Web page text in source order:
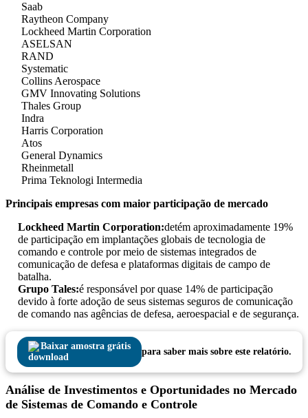
Saab
Raytheon Company
Lockheed Martin Corporation
ASELSAN
RAND
Systematic
Collins Aerospace
GMV Innovating Solutions
Thales Group
Indra
Harris Corporation
Atos
General Dynamics
Rheinmetall
Prima Teknologi Intermedia
Principais empresas com maior participação de mercado
Lockheed Martin Corporation:detém aproximadamente 19%
de participação em implantações globais de tecnologia de
comando e controle por meio de sistemas integrados de
comunicação de defesa e plataformas digitais de campo de
batalha.
Grupo Tales:é responsável por quase 14% de participação
devido à forte adoção de seus sistemas seguros de comunicação
de comando nas agências de defesa, aeroespacial e de segurança.
Baixar amostra grátis
para saber mais sobre este relatório.
Análise de Investimentos e Oportunidades no Mercado
de Sistemas de Comando e Controle